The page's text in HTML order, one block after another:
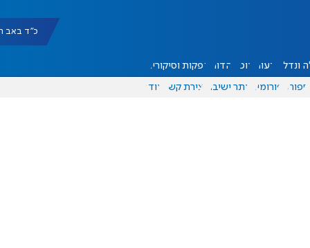
כ"ד באב תשפ"ו
ונדל"ן דעות אוכל יהדות הפקות וסיקורים
ספורט פורומים אתר ישיבה יצירת קשר עוד